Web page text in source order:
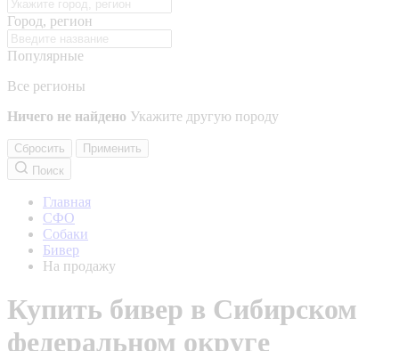
Город, регион
Популярные
Все регионы
Ничего не найдено Укажите другую породу
Сбросить
Применить
Поиск
Главная
СФО
Собаки
Бивер
На продажу
Купить бивер в Сибирском
федеральном округе